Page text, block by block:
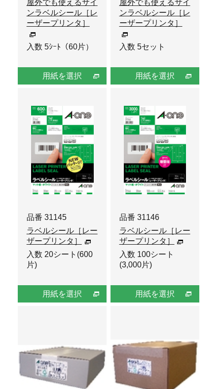
屋外でも使えるサイ
ンラベルシール［レ
ーザープリンタ］
入数 5ｼｰﾄ（60片）
用紙を選択
屋外でも使えるサイ
ンラベルシール［レ
ーザープリンタ］
入数 5セット
用紙を選択
品番 31145
ラベルシール［レー
ザープリンタ］
入数 20シート(600
片)
用紙を選択
品番 31146
ラベルシール［レー
ザープリンタ］
入数 100シート
(3,000片)
用紙を選択